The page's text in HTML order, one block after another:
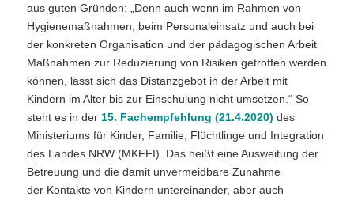
aus guten Gründen: „Denn auch wenn im Rahmen von
Hygienemaßnahmen, beim Personaleinsatz und auch bei
der konkreten Organisation und der pädagogischen Arbeit
Maßnahmen zur Reduzierung von Risiken getroffen werden
können, lässt sich das Distanzgebot in der Arbeit mit
Kindern im Alter bis zur Einschulung nicht umsetzen.“ So
steht es in der 15. Fachempfehlung (21.4.2020) des
Ministeriums für Kinder, Familie, Flüchtlinge und Integration
des Landes NRW (MKFFI). Das heißt eine Ausweitung der
Betreuung und die damit unvermeidbare Zunahme
der Kontakte von Kindern untereinander, aber auch